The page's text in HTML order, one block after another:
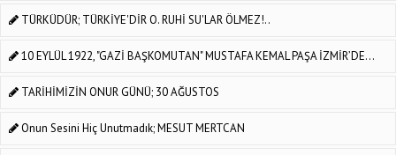
TÜRKÜDÜR; TÜRKİYE'DİR O. RUHİ SU'LAR ÖLMEZ!..
10 EYLÜL 1922, "GAZİ BAŞKOMUTAN" MUSTAFA KEMAL PAŞA İZMİR’DE...
TARİHİMİZİN ONUR GÜNÜ; 30 AĞUSTOS
Onun Sesini Hiç Unutmadık; MESUT MERTCAN